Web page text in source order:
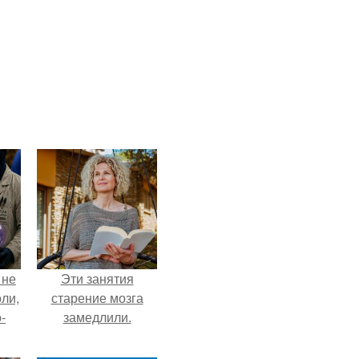
Эти занятия
старение мозга
замедлили.